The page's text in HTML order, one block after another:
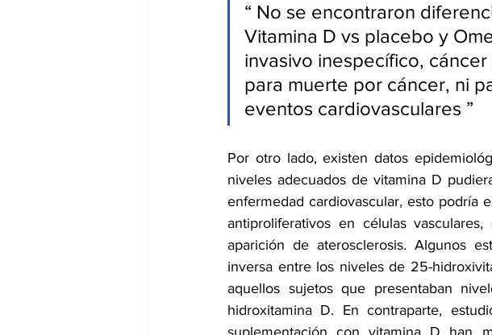
“ No se encontraron
Vitamina D vs placebo y
invasivo inespecífico,
para muerte por cáncer, ni
eventos cardiovasculares ”
Por otro lado, existen datos
niveles adecuados de vitamina D
enfermedad cardiovascular, esto podría
antiproliferativos en células
aparición de aterosclerosis. Algunos
inversa entre los niveles de 25-
aquellos sujetos que presentaban
hidroxitamina D. En contraparte,
suplementación con vitamina D han